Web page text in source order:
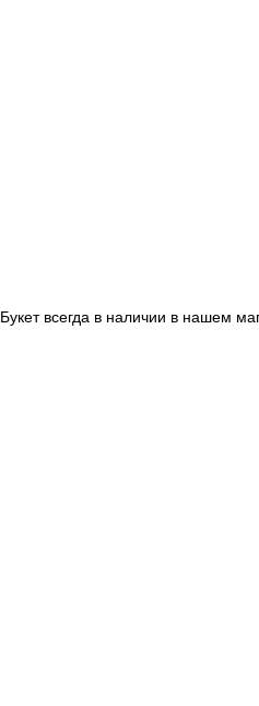
всегда в наличии в нашем